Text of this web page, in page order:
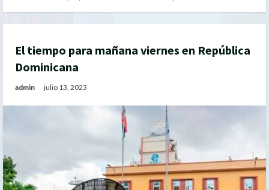
El tiempo para mañana viernes en República
Dominicana
admin julio 13, 2023